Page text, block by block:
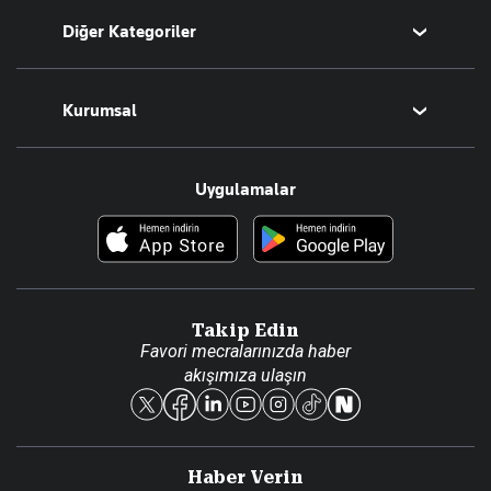
Tüm Yazarlar
Diğer Kategoriler
Magazin
Teknoloji
Resmî Ilanlar
Foto Haber
Kurumsal
Hakkımızda
Künye
Reklam Ver
Uygulamalar
Takip Edin
Favori mecralarınızda haber
akışımıza ulaşın
Haber Verin